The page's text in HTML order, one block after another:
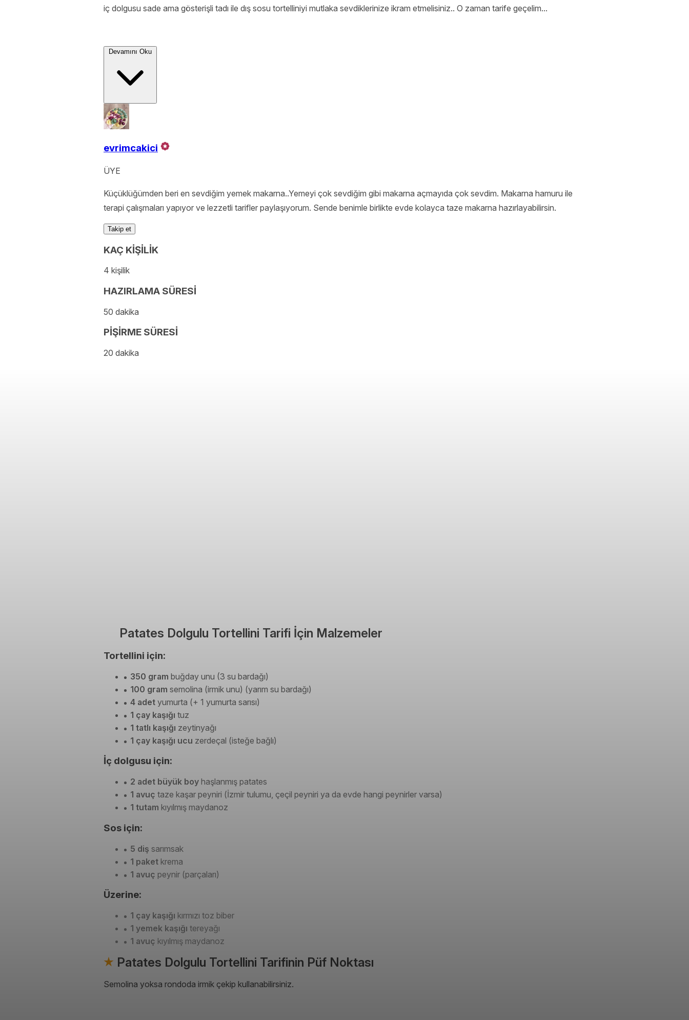
iç dolgusu sade ama gösterişli tadı ile dış sosu tortelliniyi mutlaka sevdiklerinize ikram etmelisiniz.. O zaman tarife geçelim...
Devamını Oku
evrimcakici
ÜYE
Küçüklüğümden beri en sevdiğim yemek makarna..Yemeyi çok sevdiğim gibi makarna açmayıda çok sevdim. Makarna hamuru ile
terapi çalışmaları yapıyor ve lezzetli tarifler paylaşıyorum. Sende benimle birlikte evde kolayca taze makarna hazırlayabilirsin.
Takip et
KAÇ KİŞİLİK
4 kişilik
HAZIRLAMA SÜRESİ
50 dakika
PİŞİRME SÜRESİ
20 dakika
Patates Dolgulu Tortellini Tarifi İçin Malzemeler
Tortellini için:
350 gram buğday unu (3 su bardağı)
100 gram semolina (irmik unu) (yarım su bardağı)
4 adet yumurta (+ 1 yumurta sarısı)
1 çay kaşığı tuz
1 tatlı kaşığı zeytinyağı
1 çay kaşığı ucu zerdeçal (isteğe bağlı)
İç dolgusu için:
2 adet büyük boy haşlanmış patates
1 avuç taze kaşar peyniri (İzmir tulumu, çeçil peyniri ya da evde hangi peynirler varsa)
1 tutam kıyılmış maydanoz
Sos için:
5 diş sarımsak
1 paket krema
1 avuç peynir (parçaları)
Üzerine:
1 çay kaşığı kırmızı toz biber
1 yemek kaşığı tereyağı
1 avuç kıyılmış maydanoz
Patates Dolgulu Tortellini Tarifinin Püf Noktası
Semolina yoksa rondoda irmik çekip kullanabilirsiniz.